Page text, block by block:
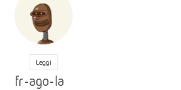
Leggi
fr-ago-la